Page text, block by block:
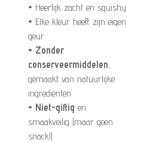
• Heerlijk zacht en squishy
• Elke kleur heeft zijn eigen
geur
• Zonder
conserveermiddelen
gemaakt van natuurlijke
ingrediënten
• Niet-giftig en
smaakveilig (maar geen
snack!)